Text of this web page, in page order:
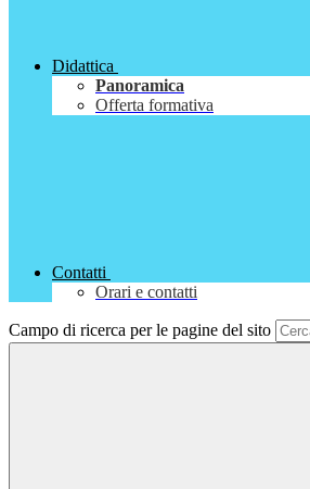
Didattica
Panoramica
Offerta formativa
Contatti
Orari e contatti
Campo di ricerca per le pagine del sito